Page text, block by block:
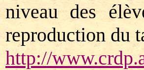
niveau des
reproduction du
http://